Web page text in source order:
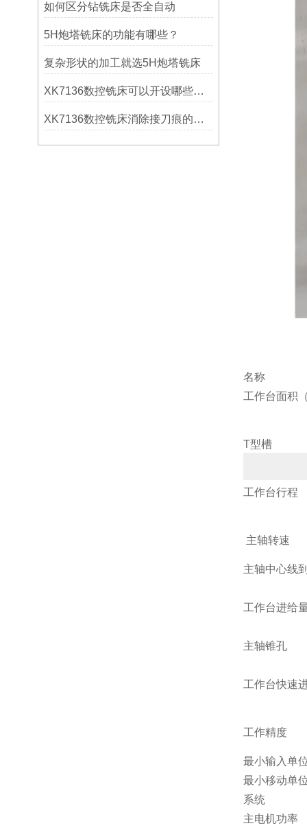
如何区分钻铣床是否全自动
5H炮塔铣床的功能有哪些？
复杂形状的加工就选5H炮塔铣床
XK7136数控铣床可以开设哪些考核项目？
XK7136数控铣床消除接刀痕的操作
名称
工作台面积
T型槽
工作台行程
主轴转速
主轴中心线
工作台进给
主轴锥孔
工作台快速
工作精度
最小输入单
最小移动单
系统
主电机功率